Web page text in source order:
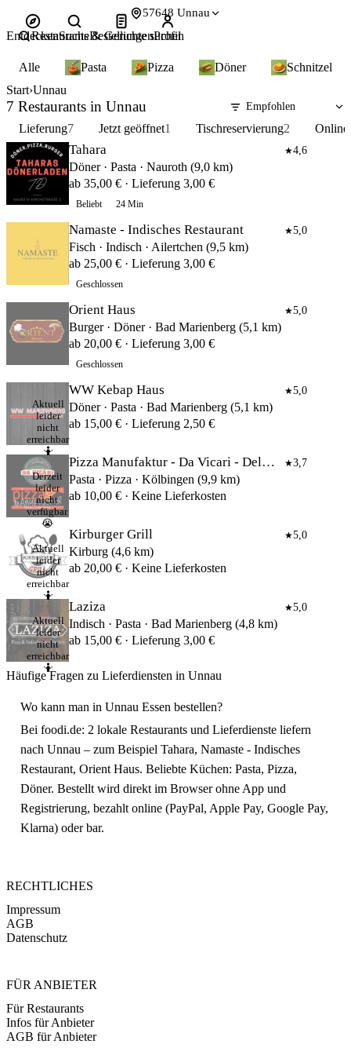
57648 Unnau
Restaurants & Gerichte suchen
Alle Pasta Pizza Döner
Schnitzel
Start Unnau
7 Restaurants in Unnau
Lieferung7 Jetzt geöffnet1 Tischreservierung2
Tahara ★4,6
Döner · Pasta · Nauroth (9,0 km)
ab 35,00 € · Lieferung 3,00 €
Beliebt 24 Min
Namaste - Indisches Restaurant ★5,0
Fisch · Indisch · Ailertchen (9,5 km)
ab 25,00 € · Lieferung 3,00 €
Geschlossen
Orient Haus ★5,0
Burger · Döner · Bad Marienberg (5,1 km)
ab 20,00 € · Lieferung 3,00 €
Geschlossen
WW Kebap Haus ★5,0
Döner · Pasta · Bad Marienberg (5,1 km)
ab 15,00 € · Lieferung 2,50 €
Aktuell
leider
nicht
erreichbar
🤷
Pizza Manufaktur - Da Vicari - Delivery - Catering - Event Locat ★3,7
Pasta · Pizza · Kölbingen (9,9 km)
ab 10,00 € · Keine Lieferkosten
Derzeit
leider
nicht
verfügbar
😭
Kirburger Grill ★5,0
Kirburg (4,6 km)
ab 20,00 € · Keine Lieferkosten
Aktuell
leider
nicht
erreichbar
🤷
Laziza ★5,0
Indisch · Pasta · Bad Marienberg (4,8 km)
ab 15,00 € · Lieferung 3,00 €
Aktuell
leider
nicht
erreichbar
🤷
Häufige Fragen zu Lieferdiensten in Unnau
Wo kann man in Unnau Essen bestellen?
Bei foodi.de: 2 lokale Restaurants und Lieferdienste liefern
nach Unnau – zum Beispiel Tahara, Namaste - Indisches
Restaurant, Orient Haus. Beliebte Küchen: Pasta, Pizza,
Döner. Bestellt wird direkt im Browser ohne App und
Registrierung, bezahlt online (PayPal, Apple Pay, Google Pay,
Klarna) oder bar.
RECHTLICHES
Impressum
AGB
Datenschutz
FÜR ANBIETER
Für Restaurants
Infos für Anbieter
AGB für Anbieter
EntdeckenSucheBestellungenProfil